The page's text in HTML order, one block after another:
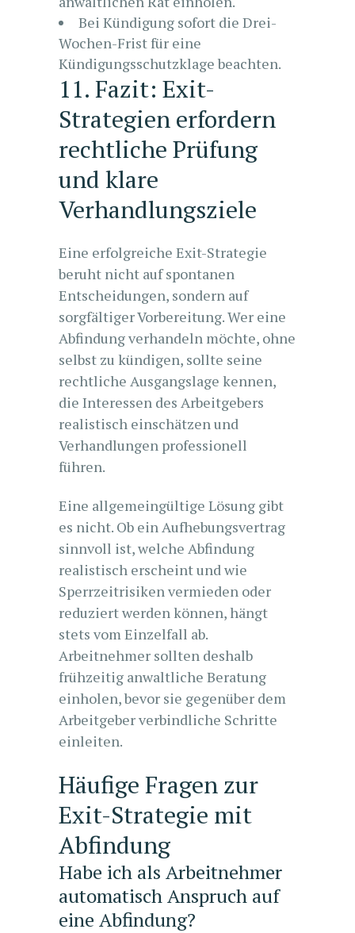
Bei Kündigung sofort die Drei-
Wochen-Frist für eine
Kündigungsschutzklage beachten.
11. Fazit: Exit-
Strategien erfordern
rechtliche Prüfung
und klare
Verhandlungsziele
Eine erfolgreiche Exit-Strategie
beruht nicht auf spontanen
Entscheidungen, sondern auf
sorgfältiger Vorbereitung. Wer eine
Abfindung verhandeln möchte, ohne
selbst zu kündigen, sollte seine
rechtliche Ausgangslage kennen,
die Interessen des Arbeitgebers
realistisch einschätzen und
Verhandlungen professionell
führen.
Eine allgemeingültige Lösung gibt
es nicht. Ob ein Aufhebungsvertrag
sinnvoll ist, welche Abfindung
realistisch erscheint und wie
Sperrzeitrisiken vermieden oder
reduziert werden können, hängt
stets vom Einzelfall ab.
Arbeitnehmer sollten deshalb
frühzeitig anwaltliche Beratung
einholen, bevor sie gegenüber dem
Arbeitgeber verbindliche Schritte
einleiten.
Häufige Fragen zur
Exit-Strategie mit
Abfindung
Habe ich als Arbeitnehmer
automatisch Anspruch auf
eine Abfindung?